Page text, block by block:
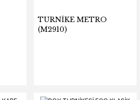
TURNİKE METRO
(M2910)